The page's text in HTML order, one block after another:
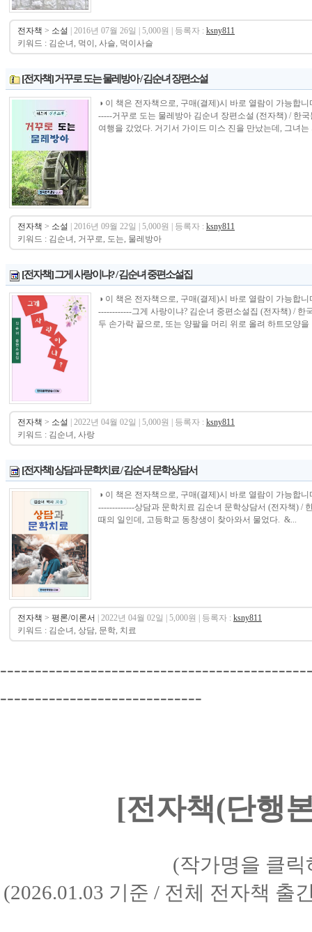
전자책 > 소설 | 2016년 07월 26일 | 5,000원 | 등록자 : ksny811
키워드 : 김순녀, 먹이, 사슬, 먹이사슬
[전자책] 거꾸로 도는 물레방아 / 김순녀 장편소설
◑ 이 책은 전자책으로, 구매(결제)시 바로 열람이 가능합
-----거꾸로 도는 물레방아 김순녀 장편소설 (전자책) / 한
여행을 갔었다. 거기서 가이드 미스 진을 만났는데, 그녀
전자책 > 소설 | 2016년 09월 22일 | 5,000원 | 등록자 : ksny811
키워드 : 김순녀, 거꾸로, 도는, 물레방아
[전자책] 그게 사랑이냐? / 김순녀 중편소설집
◑ 이 책은 전자책으로, 구매(결제)시 바로 열람이 가능합
------------그게 사랑이냐? 김순녀 중편소설집 (전자책) /
두 손가락 끝으로, 또는 양팔을 머리 위로 올려 하트모양을
전자책 > 소설 | 2022년 04월 02일 | 5,000원 | 등록자 : ksny811
키워드 : 김순녀, 사랑
[전자책] 상담과 문학치료 / 김순녀 문학상담서
◑ 이 책은 전자책으로, 구매(결제)시 바로 열람이 가능합
-------------상담과 문학치료 김순녀 문학상담서 (전자책) /
때의 일인데, 고등학교 동창생이 찾아와서 물었다. &...
전자책 > 평론/이론서 | 2022년 04월 02일 | 5,000원 | 등록자 : ksny811
키워드 : 김순녀, 상담, 문학, 치료
-----------------------------
[전자책(단행
(작가명을 클
(2026.01.03 기준 / 전체 전자책 출